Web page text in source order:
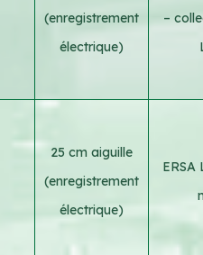
(enregistrement
électrique)
–
25 cm aiguille
(enregistrement
électrique)
ERSA